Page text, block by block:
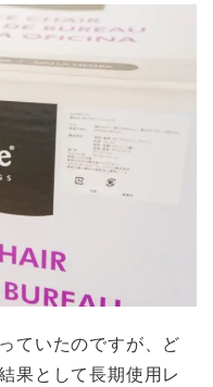
ていたのですが、ど
果として長期使用レ